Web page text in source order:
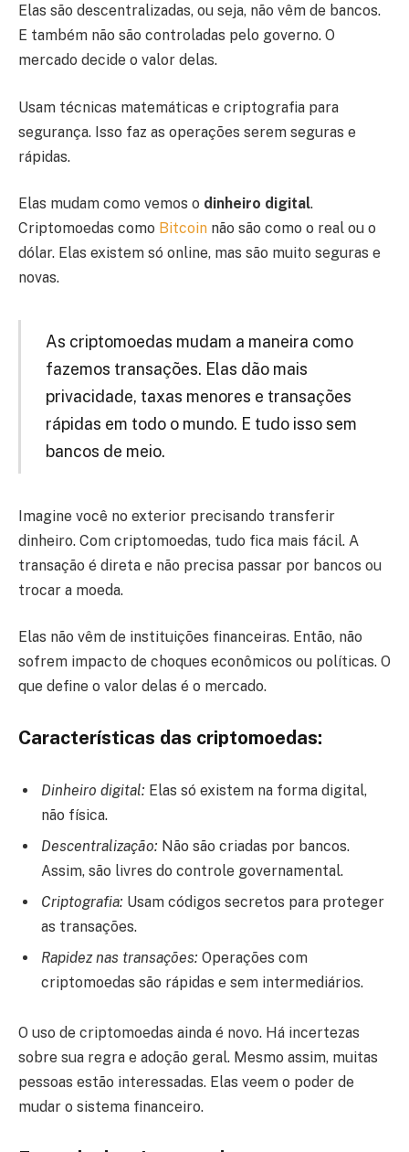
Elas são descentralizadas, ou seja, não vêm de bancos.
E também não são controladas pelo governo. O
mercado decide o valor delas.
Usam técnicas matemáticas e criptografia para
segurança. Isso faz as operações serem seguras e
rápidas.
Elas mudam como vemos o dinheiro digital.
Criptomoedas como Bitcoin não são como o real ou o
dólar. Elas existem só online, mas são muito seguras e
novas.
As criptomoedas mudam a maneira como
fazemos transações. Elas dão mais
privacidade, taxas menores e transações
rápidas em todo o mundo. E tudo isso sem
bancos de meio.
Imagine você no exterior precisando transferir
dinheiro. Com criptomoedas, tudo fica mais fácil. A
transação é direta e não precisa passar por bancos ou
trocar a moeda.
Elas não vêm de instituições financeiras. Então, não
sofrem impacto de choques econômicos ou políticas. O
que define o valor delas é o mercado.
Características das criptomoedas:
Dinheiro digital: Elas só existem na forma digital,
não física.
Descentralização: Não são criadas por bancos.
Assim, são livres do controle governamental.
Criptografia: Usam códigos secretos para proteger
as transações.
Rapidez nas transações: Operações com
criptomoedas são rápidas e sem intermediários.
O uso de criptomoedas ainda é novo. Há incertezas
sobre sua regra e adoção geral. Mesmo assim, muitas
pessoas estão interessadas. Elas veem o poder de
mudar o sistema financeiro.